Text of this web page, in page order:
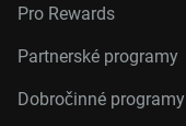
Pro Rewards
Partnerské programy
Dobročinné programy